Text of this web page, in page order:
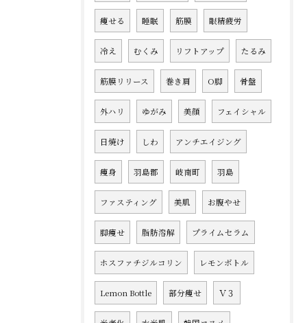
痩せる 睡眠 筋膜 眼精疲労
冷え むくみ リフトアップ たるみ
筋膜リリース 巻き肩 O脚 骨盤
外ハリ ゆがみ 美顔 フェイシャル
日焼け しわ アンチエイジング
痩身 羽島郡 岐南町 羽島
ファスティング 美肌 お腹やせ
脚痩せ 脂肪溶解 プライムセラム
ホスファチジルコリン レモンボトル
Lemon Bottle 部分痩せ Ｖ３